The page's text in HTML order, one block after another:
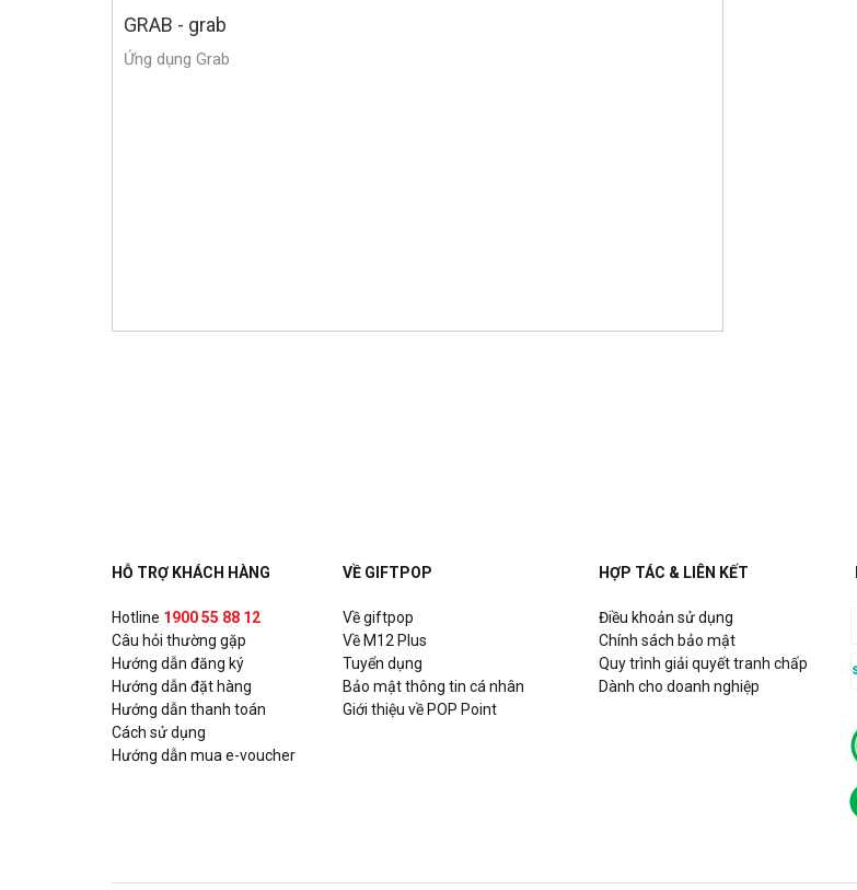
GRAB - grab
Ứng dụng Grab
HỖ TRỢ KHÁCH HÀNG
Hotline 1900 55 88 12
Câu hỏi thường gặp
Hướng dẫn đăng ký
Hướng dẫn đặt hàng
Hướng dẫn thanh toán
Cách sử dụng
Hướng dẫn mua e-voucher
VỀ GIFTPOP
Về giftpop
Về M12 Plus
Tuyển dụng
Bảo mật thông tin cá nhân
Giới thiệu về POP Point
HỢP TÁC & LIÊN KẾT
Điều khoản sử dụng
Chính sách bảo mật
Quy trình giải quyết tranh chấp
Dành cho doanh nghiệp